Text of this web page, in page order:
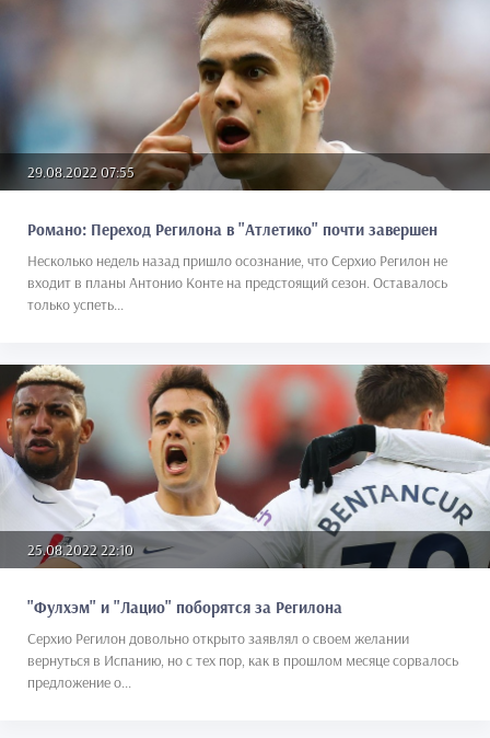
29.08.2022 07:55
Романо: Переход Регилона в "Атлетико" почти завершен
Несколько недель назад пришло осознание, что Серхио Регилон не
входит в планы Антонио Конте на предстоящий сезон. Оставалось
только успеть...
25.08.2022 22:10
"Фулхэм" и "Лацио" поборятся за Регилона
Серхио Регилон довольно открыто заявлял о своем желании
вернуться в Испанию, но с тех пор, как в прошлом месяце сорвалось
предложение о...